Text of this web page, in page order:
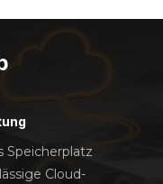
Speicherplatz
Cloud-